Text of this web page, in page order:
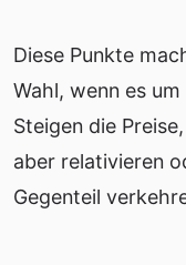
Diese Punkte
Wahl, wenn es
Steigen die
aber relativieren
Gegenteil